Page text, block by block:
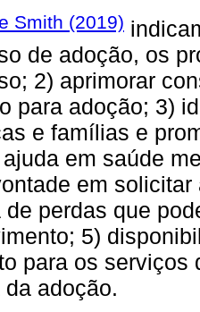
Smith (2019)
de adoção, os
2) aprimorar
para adoção; 3)
e famílias e
em saúde
em
perdas que
5)
para os serviços
adoção.